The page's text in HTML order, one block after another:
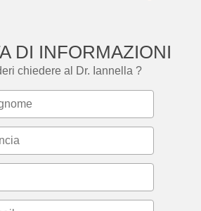
DI INFORMAZIONI
chiedere al Dr. Iannella ?